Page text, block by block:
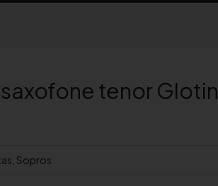
tenor Glotin
Sopros